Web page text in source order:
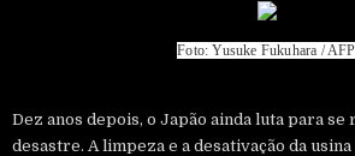
Foto: Yusuke Fukuhara / AFP
Dez anos depois, o Japão ainda luta para
desastre. A limpeza e a desativação da